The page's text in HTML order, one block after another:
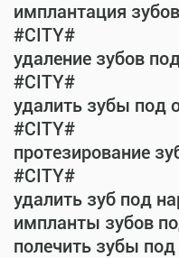
имплантация
#CITY#
удаление зубов
#CITY#
удалить зубы под
#CITY#
протезирование
#CITY#
удалить зуб под
импланты зубов
полечить зубы